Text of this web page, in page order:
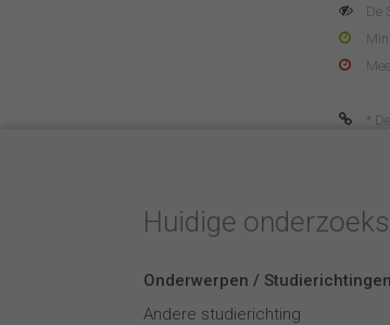
De
*
Huidige
Onderwerpen / Studierichtingen
Andere studierichting